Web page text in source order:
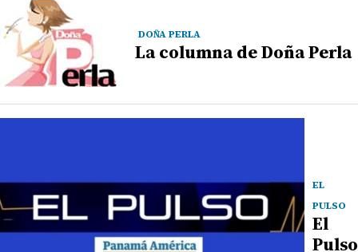
DOÑA PERLA
La columna de Doña Perla
EL
PULSO
El
Pulso